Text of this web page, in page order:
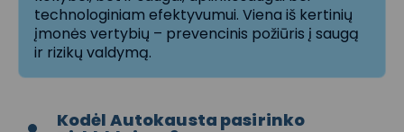
technologiniam efektyvumui. Viena iš kertinių
įmonės vertybių – prevencinis požiūris į saugą
ir rizikų valdymą.
Kodėl Autokausta pasirinko